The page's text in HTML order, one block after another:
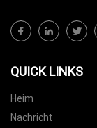
QUICK LINKS
Heim
Nachricht